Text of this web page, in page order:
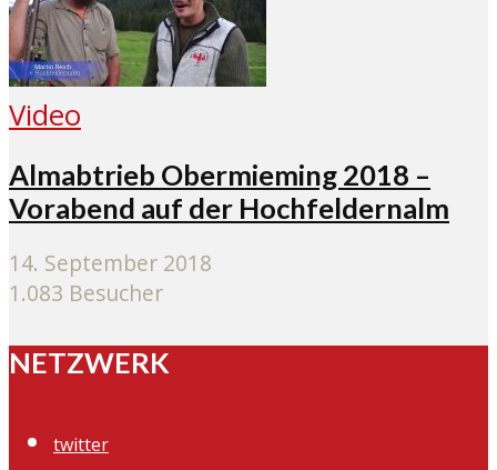
Video
Almabtrieb Obermieming 2018 –
Vorabend auf der Hochfeldernalm
14. September 2018
1.083 Besucher
NETZWERK
twitter